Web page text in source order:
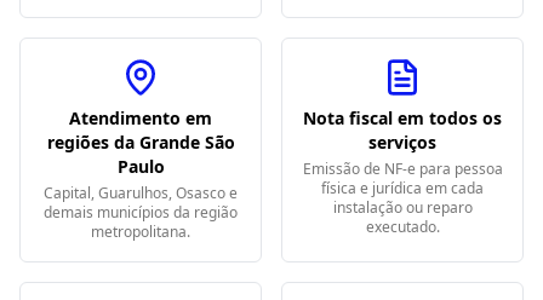
Atendimento em
regiões da Grande São
Paulo
Capital, Guarulhos, Osasco e
demais municípios da região
metropolitana.
Nota fiscal em todos os
serviços
Emissão de NF-e para pessoa
física e jurídica em cada
instalação ou reparo
executado.